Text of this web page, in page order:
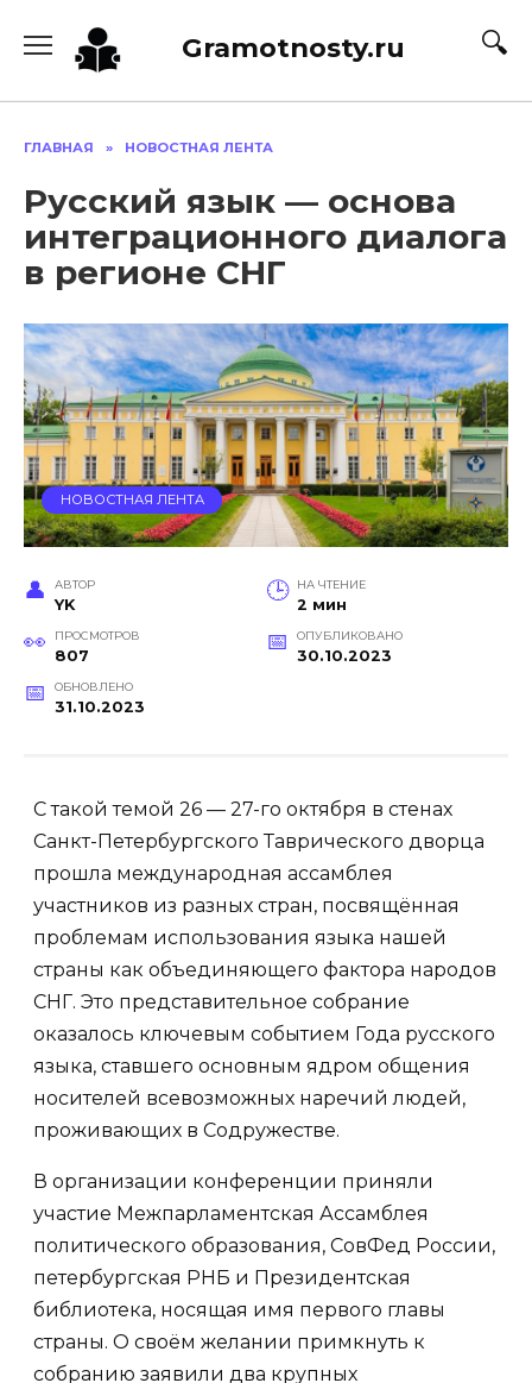
содержанию
Gramotnosty.ru
ГЛАВНАЯ » НОВОСТНАЯ ЛЕНТА
Русский язык — основа
интеграционного диалога
в регионе СНГ
НОВОСТНАЯ ЛЕНТА
АВТОР
YK
НА ЧТЕНИЕ
2 мин
ПРОСМОТРОВ
807
ОПУБЛИКОВАНО
30.10.2023
ОБНОВЛЕНО
31.10.2023
С такой темой 26 — 27-го октября в стенах
Санкт-Петербургского Таврического дворца
прошла международная ассамблея
участников из разных стран, посвящённая
проблемам использования языка нашей
страны как объединяющего фактора народов
СНГ. Это представительное собрание
оказалось ключевым событием Года русского
языка, ставшего основным ядром общения
носителей всевозможных наречий людей,
проживающих в Содружестве.
В организации конференции приняли
участие Межпарламентская Ассамблея
политического образования, СовФед России,
петербургская РНБ и Президентская
библиотека, носящая имя первого главы
страны. О своём желании примкнуть к
собранию заявили два крупных